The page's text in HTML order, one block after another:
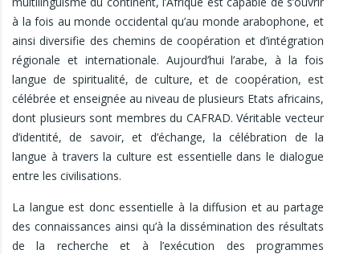
à la fois au monde occidental qu’au monde arabophone, et
ainsi diversifie des chemins de coopération et d’intégration
régionale et internationale. Aujourd’hui l’arabe, à la fois
langue de spiritualité, de culture, et de coopération, est
célébrée et enseignée au niveau de plusieurs Etats africains,
dont plusieurs sont membres du CAFRAD. Véritable vecteur
d’identité, de savoir, et d’échange, la célébration de la
langue à travers la culture est essentielle dans le dialogue
entre les civilisations.
La langue est donc essentielle à la diffusion et au partage
des connaissances ainsi qu’à la dissémination des résultats
de la recherche et à l’exécution des programmes